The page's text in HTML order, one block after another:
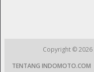
Copyright © 2026
TENTANG INDOMOTO.COM